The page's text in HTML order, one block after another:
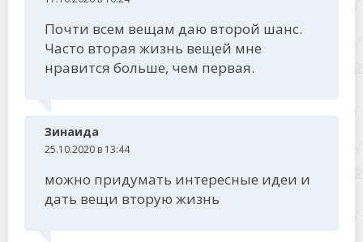
Почти всем вещам даю второй шанс.
Часто вторая жизнь вещей мне
нравится больше, чем первая.
Зинаида
25.10.2020 в 13:44
можно придумать интересные идеи и
дать вещи вторую жизнь